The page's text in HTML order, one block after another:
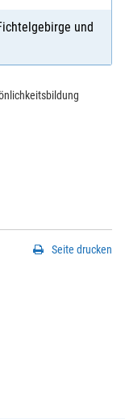
und
Seite drucken